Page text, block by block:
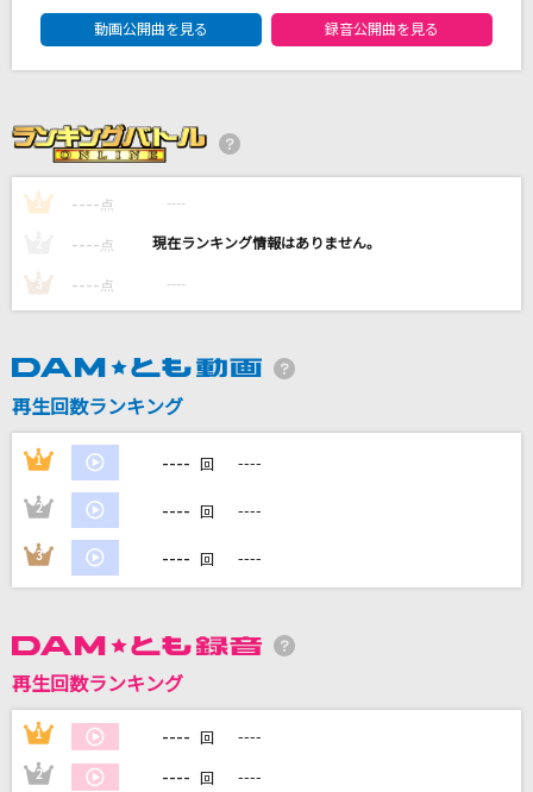
WHITE REFLECTION
俺よ届け
デートプランA to Z
広)、逆先夏目(CV.野島健児)、天満光(CV.小林大紀)
SixTONES
夢想歌
Suara
もっと見る
DAMに会員登録・ログインして
DAM★ともボーカルエントリーランキング
動画公開曲を見る
録音公開曲を見る
1 ---- 点 ----
---- 点 ----
3 ---- 点 ----
再生回数ランキング
1 ---- 回 ----
2 ---- 回 ----
3 ---- 回 ----
再生回数ランキング
1 ---- 回 ----
2 ---- 回 ----